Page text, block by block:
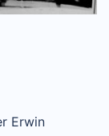
Erwin